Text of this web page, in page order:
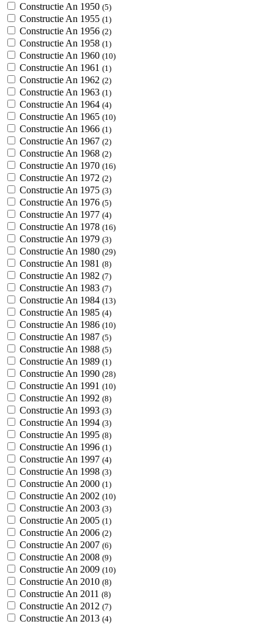
Constructie An 1950 (5)
Constructie An 1955 (1)
Constructie An 1956 (2)
Constructie An 1958 (1)
Constructie An 1960 (10)
Constructie An 1961 (1)
Constructie An 1962 (2)
Constructie An 1963 (1)
Constructie An 1964 (4)
Constructie An 1965 (10)
Constructie An 1966 (1)
Constructie An 1967 (2)
Constructie An 1968 (2)
Constructie An 1970 (16)
Constructie An 1972 (2)
Constructie An 1975 (3)
Constructie An 1976 (5)
Constructie An 1977 (4)
Constructie An 1978 (16)
Constructie An 1979 (3)
Constructie An 1980 (29)
Constructie An 1981 (8)
Constructie An 1982 (7)
Constructie An 1983 (7)
Constructie An 1984 (13)
Constructie An 1985 (4)
Constructie An 1986 (10)
Constructie An 1987 (5)
Constructie An 1988 (5)
Constructie An 1989 (1)
Constructie An 1990 (28)
Constructie An 1991 (10)
Constructie An 1992 (8)
Constructie An 1993 (3)
Constructie An 1994 (3)
Constructie An 1995 (8)
Constructie An 1996 (1)
Constructie An 1997 (4)
Constructie An 1998 (3)
Constructie An 2000 (1)
Constructie An 2002 (10)
Constructie An 2003 (3)
Constructie An 2005 (1)
Constructie An 2006 (2)
Constructie An 2007 (6)
Constructie An 2008 (9)
Constructie An 2009 (10)
Constructie An 2010 (8)
Constructie An 2011 (8)
Constructie An 2012 (7)
Constructie An 2013 (4)